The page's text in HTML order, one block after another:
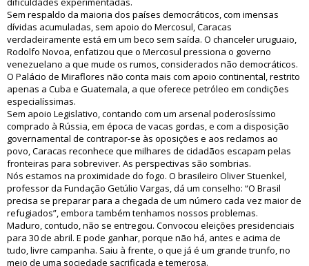
Sem respaldo da maioria dos países democráticos, com imensas
dívidas acumuladas, sem apoio do Mercosul, Caracas
verdadeiramente está em um beco sem saída. O chanceler uruguaio,
Rodolfo Novoa, enfatizou que o Mercosul pressiona o governo
venezuelano a que mude os rumos, considerados não democráticos.
O Palácio de Miraflores não conta mais com apoio continental, restrito
apenas a Cuba e Guatemala, a que oferece petróleo em condições
especialíssimas.
Sem apoio Legislativo, contando com um arsenal poderosíssimo
comprado à Rússia, em época de vacas gordas, e com a disposição
governamental de contrapor-se às oposições e aos reclamos ao
povo, Caracas reconhece que milhares de cidadãos escapam pelas
fronteiras para sobreviver. As perspectivas são sombrias.
Nós estamos na proximidade do fogo. O brasileiro Oliver Stuenkel,
professor da Fundação Getúlio Vargas, dá um conselho: “O Brasil
precisa se preparar para a chegada de um número cada vez maior de
refugiados”, embora também tenhamos nossos problemas.
Maduro, contudo, não se entregou. Convocou eleições presidenciais
para 30 de abril. E pode ganhar, porque não há, antes e acima de
tudo, livre campanha. Saiu à frente, o que já é um grande trunfo, no
meio de uma sociedade sacrificada e temerosa.